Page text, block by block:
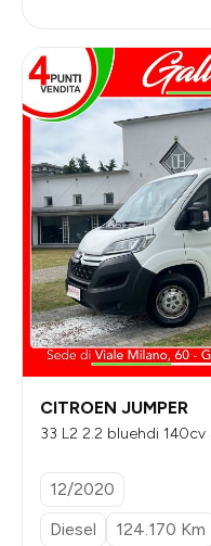
CITROEN JUMPER
33 L2 2.2 bluehdi 140cv
12/2020
Diesel
124.170 Km